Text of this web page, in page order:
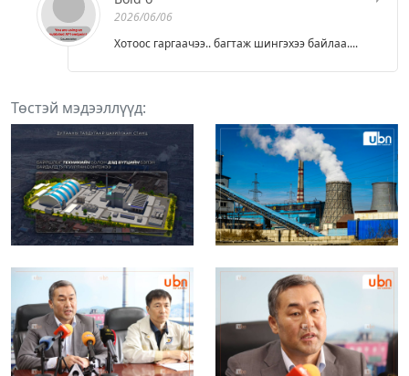
2026/06/06
Хотоос гаргаачээ.. багтаж шингэхээ байлаа....
Төстэй мэдээллүүд: